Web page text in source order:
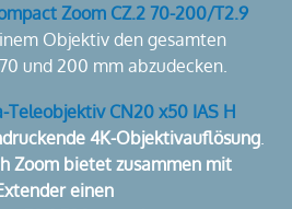
Zoom CZ.2 70-200/T2.9
Objektiv den gesamten
und 200 mm abzudecken.
Teleobjektiv CN20 x50 IAS H
4K-Objektivauflösung.
Zoom bietet zusammen mit
einen